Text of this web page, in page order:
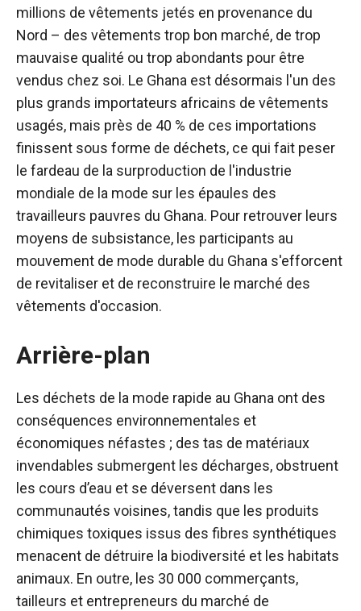
millions de vêtements jetés en provenance du
Nord – des vêtements trop bon marché, de trop
mauvaise qualité ou trop abondants pour être
vendus chez soi. Le Ghana est désormais l'un des
plus grands importateurs africains de vêtements
usagés, mais près de 40 % de ces importations
finissent sous forme de déchets, ce qui fait peser
le fardeau de la surproduction de l'industrie
mondiale de la mode sur les épaules des
travailleurs pauvres du Ghana. Pour retrouver leurs
moyens de subsistance, les participants au
mouvement de mode durable du Ghana s'efforcent
de revitaliser et de reconstruire le marché des
vêtements d'occasion.
Arrière-plan
Les déchets de la mode rapide au Ghana ont des
conséquences environnementales et
économiques néfastes ; des tas de matériaux
invendables submergent les décharges, obstruent
les cours d’eau et se déversent dans les
communautés voisines, tandis que les produits
chimiques toxiques issus des fibres synthétiques
menacent de détruire la biodiversité et les habitats
animaux. En outre, les 30 000 commerçants,
tailleurs et entrepreneurs du marché de